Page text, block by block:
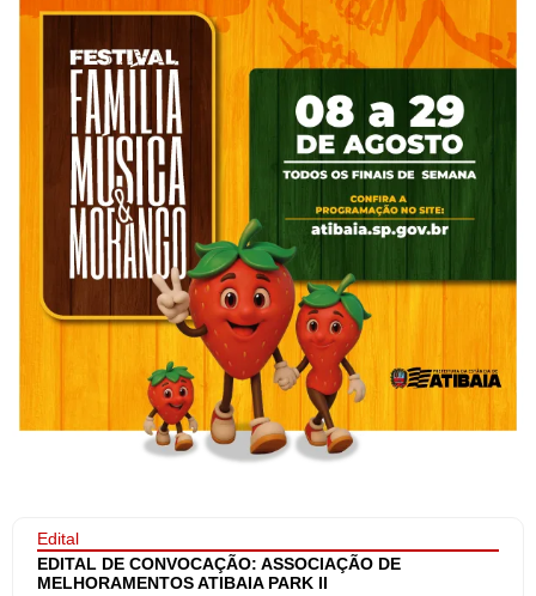
Edital
EDITAL DE CONVOCAÇÃO: ASSOCIAÇÃO DE
MELHORAMENTOS ATIBAIA PARK II